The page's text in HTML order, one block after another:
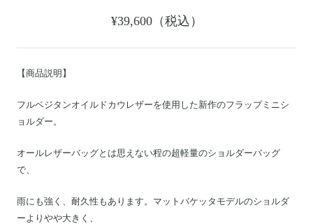
ログイン
¥39,600（税込）
【商品説明】
フルベジタンオイルドカウレザーを使用した新作のフラップミニシ
ョルダー。
オールレザーバッグとは思えない程の超軽量のショルダーバッグ
で、
雨にも強く、耐久性もあります。マットバケッタモデルのショルダ
ーよりやや大きく、